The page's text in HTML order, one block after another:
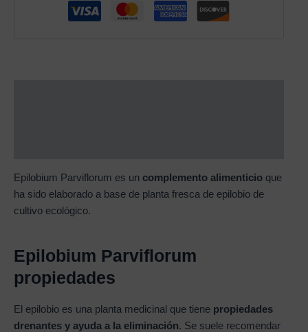
Epilobium Parviflorum es un complemento alimenticio que
ha sido elaborado a base de planta fresca de epilobio de
cultivo ecológico.
Epilobium Parviflorum
propiedades
El epilobio es una planta medicinal que tiene propiedades
drenantes y ayuda a la eliminación. Se suele recomendar